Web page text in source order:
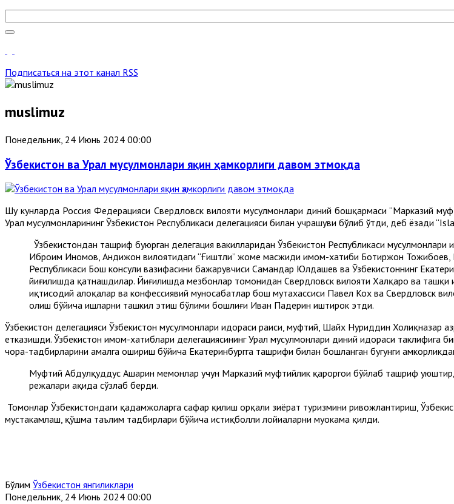
Подписаться на этот канал RSS
muslimuz
Понедельник, 24 Июнь 2024 00:00
Ўзбекистон ва Урал мусулмонлари яқин ҳамкорлиги давом этмоқда
Шу кунларда Россия Федерацияси Свердловск вилояти мусулмонлари диний бошқармаси “Марказий
Урал мусулмонларининг Ўзбекистон Республикаси делегацияси билан учрашуви бўлиб ўтди, деб ёзади
Ўзбекистондан ташриф буюрган делегация вакилларидан Ўзбекистон Республикаси
Иброҳим Иномов, Андижон вилоятидаги “Ғиштли” жоме масжиди имом-хатиби Ботиржон Тожибоев,
Республикаси Бош консули вазифасини бажарувчиси Самандар Юлдашев ва Ўзбекистоннинг
йиғилишда қатнашдилар. Йиғилишда мезбонлар томонидан Свердловск вилояти Халқаро ва ташқи
иқтисодий алоқалар ва конфессиявий муносабатлар бош мутахассиси Павел Кох ва Свердловск
олиш бўйича ишларни ташкил этиш бўлими бошлиғи Иван Падерин иштирок этди.
Ўзбекистон делегацияси Ўзбекистон мусулмонлари идораси раиси, муфтий, Шайх Нуриддин Холиқназар
етказишди. Ўзбекистон имом-хатиблари делегациясининг Урал мусулмонлари диний идораси таклифига
чора-тадбирларини амалга ошириш бўйича Екатеринбургга ташрифи билан бошланган бугунги
Муфтий Абдулқуддус Ашарин меҳмонлар учун Марказий муфтийлик қароргоҳи бўйлаб ташриф
режалари ҳақида сўзлаб берди.
Томонлар Ўзбекистондаги қадамжоларга сафар қилиш орқали зиёрат туризмини ривожлантириш,
мустаҳкамлаш, қўшма таълим тадбирлари бўйича истиқболли лойиҳаларни муҳокама қилди.
Бўлим Ўзбекистон янгиликлари
Понедельник, 24 Июнь 2024 00:00